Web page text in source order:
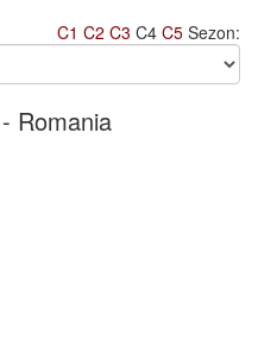
C1 C2 C3 C4 C5 Sezon:
Romania